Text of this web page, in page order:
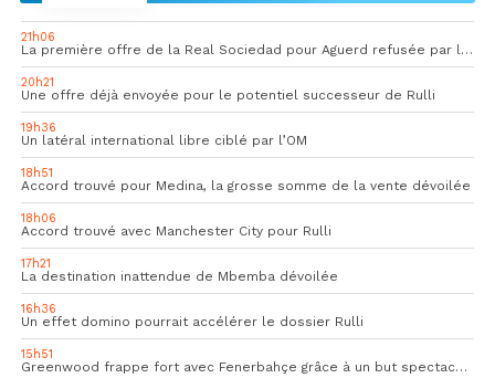
21h06
La première offre de la Real Sociedad pour Aguerd refusée par l’OM
20h21
Une offre déjà envoyée pour le potentiel successeur de Rulli
19h36
Un latéral international libre ciblé par l’OM
18h51
Accord trouvé pour Medina, la grosse somme de la vente dévoilée
18h06
Accord trouvé avec Manchester City pour Rulli
17h21
La destination inattendue de Mbemba dévoilée
16h36
Un effet domino pourrait accélérer le dossier Rulli
15h51
Greenwood frappe fort avec Fenerbahçe grâce à un but spectaculaire